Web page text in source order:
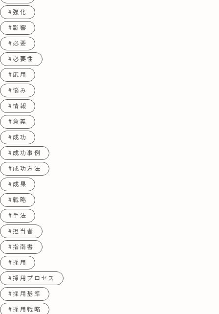
#強化
#影響
#必要
#必要性
#応用
#悩み
#情報
#意義
#成功
#成功事例
#成功方法
#成果
#戦略
#手法
#担当者
#指南書
#採用
#採用プロセス
#採用基準
#採用戦略